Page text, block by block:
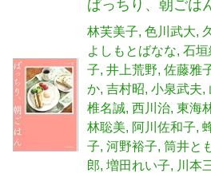
ぱっちり、朝ごは
林芙美子 色川武大
よしもとばなな 石垣
子 井上荒野 佐藤雅
か 吉村昭 小泉武夫
椎名誠 西川治 東海
林聡美
阿川佐和子
子 河野裕子 筒井と
郎 増田れい子 川本